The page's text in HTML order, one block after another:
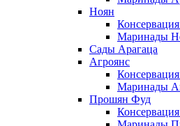
Ноян
Маринады
Сады Арагаца
Агроянс
Маринады
Прошян Фуд